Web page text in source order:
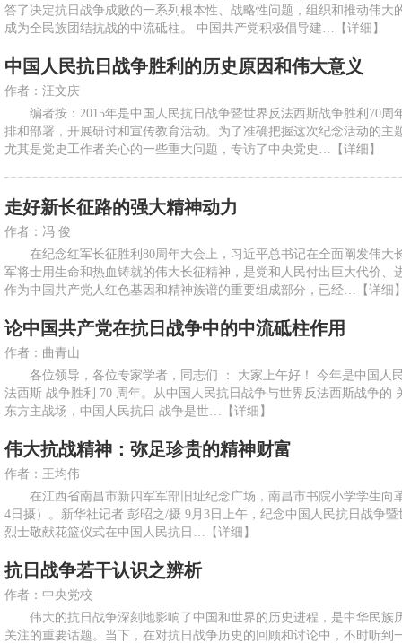
答了决定抗日战争成败的一系列根本性、战略性问题，组织和推动伟大
成为全民族团结抗战的中流砥柱。 中国共产党积极倡导建… 【详细】
中国人民抗日战争胜利的历史原因和伟大意义
作者：汪文庆
编者按：2015年是中国人民抗日战争暨世界反法西斯战争胜利70周
排和部署，开展研讨和宣传教育活动。为了准确把握这次纪念活动的主
尤其是党史工作者关心的一些重大问题，专访了中央党史… 【详细】
走好新长征路的强大精神动力
作者：冯 俊
在纪念红军长征胜利80周年大会上，习近平总书记在全面阐发伟大
军将士用生命和热血铸就的伟大长征精神，是党和人民付出巨大代价、
作为中国共产党人红色基因和精神族谱的重要组成部分，已经… 【详细
论中国共产党在抗日战争中的中流砥柱作用
作者：曲青山
各位领导，各位专家学者，同志们 ： 大家上午好！ 今年是中国人
法西斯 战争胜利 70 周年。从中国人民抗日战争与世界反法西斯战争的
东方主战场，中国人民抗日 战争是世… 【详细】
伟大抗战精神：弥足珍贵的精神财富
作者：王均伟
在江西省南昌市新四军军部旧址纪念广场，南昌市书院小学学生向
4日摄）。新华社记者 彭昭之/摄 9月3日上午，纪念中国人民抗日战争
烈士敬献花篮仪式在中国人民抗日… 【详细】
抗日战争若干认识之辨析
作者：中央党校
伟大的抗日战争深刻地影响了中国和世界的历史进程，是中华民族
关注的重要话题。当下，在对抗日战争历史的回顾和讨论中，不时听到